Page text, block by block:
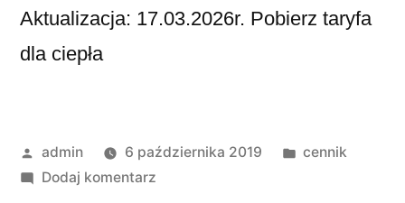
Aktualizacja: 17.03.2026r. Pobierz taryfa
dla ciepła
admin 6 października 2019
cennik
Dodaj komentarz